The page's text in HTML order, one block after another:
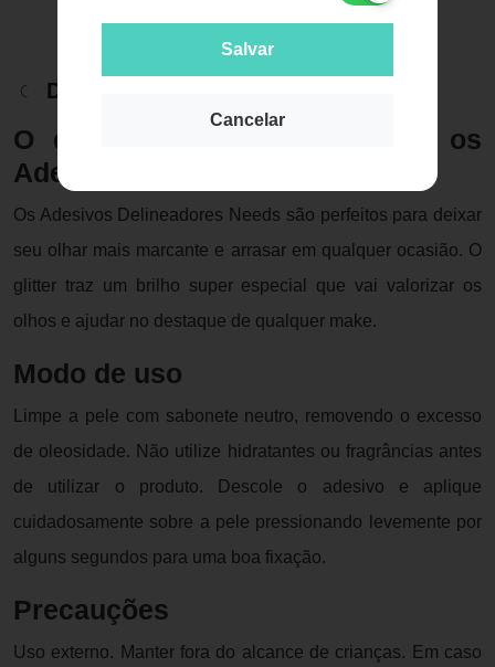
Salvar
Cancelar
Descrição do Produto
O que é e para que servem os
Adesivos Delineadores Needs?
Os Adesivos Delineadores Needs são perfeitos para deixar
seu olhar mais marcante e arrasar em qualquer ocasião. O
glitter traz um brilho super especial que vai valorizar os
olhos e ajudar no destaque de qualquer make.
Modo de uso
Limpe a pele com sabonete neutro, removendo o excesso
de oleosidade. Não utilize hidratantes ou fragrâncias antes
de utilizar o produto. Descole o adesivo e aplique
cuidadosamente sobre a pele pressionando levemente por
alguns segundos para uma boa fixação.
Precauções
Uso externo. Manter fora do alcance de crianças. Em caso